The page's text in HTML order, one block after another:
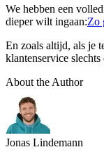
We hebben een
dieper wilt ingaan:Zo
En zoals altijd, als je
klantenservice
About the Author
Jonas Lindemann